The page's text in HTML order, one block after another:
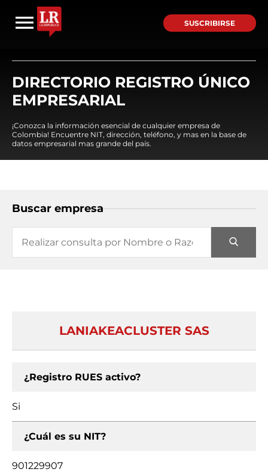
SUSCRIBIRSE
DIRECTORIO REGISTRO ÚNICO
EMPRESARIAL
¡Conozca la información esencial de cualquier empresa de
Colombia! Encuentre NIT, dirección, teléfono, y mas en la base de
datos empresarial mas grande del país.
Buscar empresa
LANIAKEACLUSTER SAS
¿Registro RUES activo?
Si
¿Cuál es su NIT?
901229907